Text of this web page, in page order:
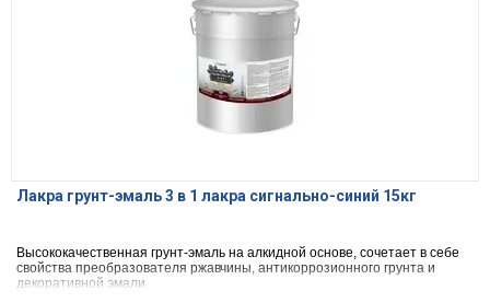
Лакра грунт-эмаль 3 в 1 лакра сигнально-синий 15кг
Высококачественная грунт-эмаль на алкидной основе, сочетает в себе
свойства преобразователя ржавчины, антикоррозионного грунта и
декоративной эмали.